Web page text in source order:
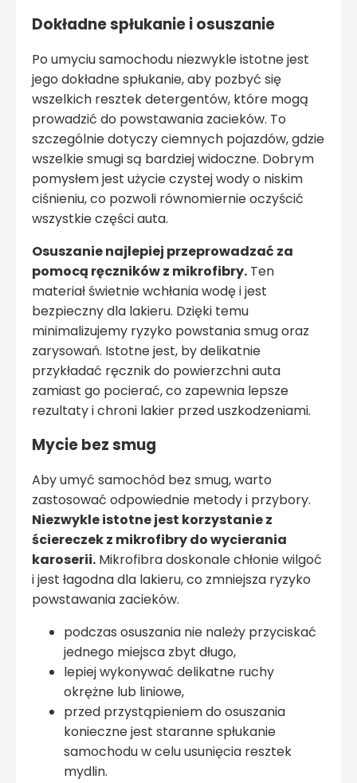
Dokładne spłukanie i osuszanie
Po umyciu samochodu niezwykle istotne jest
jego dokładne spłukanie, aby pozbyć się
wszelkich resztek detergentów, które mogą
prowadzić do powstawania zacieków. To
szczególnie dotyczy ciemnych pojazdów, gdzie
wszelkie smugi są bardziej widoczne. Dobrym
pomysłem jest użycie czystej wody o niskim
ciśnieniu, co pozwoli równomiernie oczyścić
wszystkie części auta.
Osuszanie najlepiej przeprowadzać za
pomocą ręczników z mikrofibry. Ten
materiał świetnie wchłania wodę i jest
bezpieczny dla lakieru. Dzięki temu
minimalizujemy ryzyko powstania smug oraz
zarysowań. Istotne jest, by delikatnie
przykładać ręcznik do powierzchni auta
zamiast go pocierać, co zapewnia lepsze
rezultaty i chroni lakier przed uszkodzeniami.
Mycie bez smug
Aby umyć samochód bez smug, warto
zastosować odpowiednie metody i przybory.
Niezwykle istotne jest korzystanie z
ściereczek z mikrofibry do wycierania
karoserii. Mikrofibra doskonale chłonie wilgoć
i jest łagodna dla lakieru, co zmniejsza ryzyko
powstawania zacieków.
podczas osuszania nie należy przyciskać
jednego miejsca zbyt długo,
lepiej wykonywać delikatne ruchy
okrężne lub liniowe,
przed przystąpieniem do osuszania
konieczne jest staranne spłukanie
samochodu w celu usunięcia resztek
mydlin.